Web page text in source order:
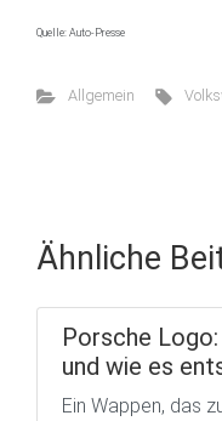
Quelle: Auto-Presse
Allgemein
Ähnliche
Porsche
und wie es
Ein Wappen, das